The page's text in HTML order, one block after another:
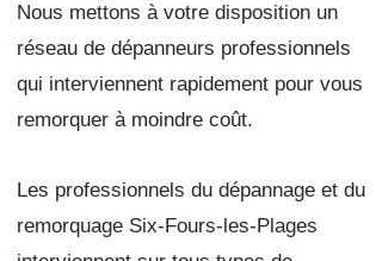
Nous mettons à votre disposition un
réseau de dépanneurs professionnels
qui interviennent rapidement pour vous
remorquer à moindre coût.
Les professionnels du dépannage et du
remorquage Six-Fours-les-Plages